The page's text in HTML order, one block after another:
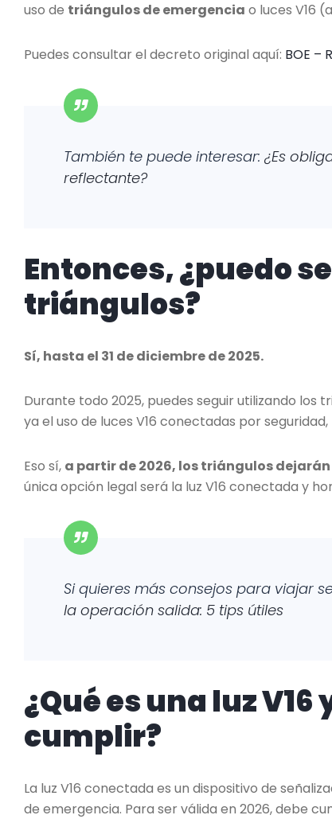
uso de triángulos de emergencia o luces V16
Puedes consultar el decreto original aquí: BOE –
También te puede interesar: ¿Es
reflectante?
Entonces, ¿puedo
triángulos?
Sí, hasta el 31 de diciembre de 2025.
Durante todo 2025, puedes seguir utilizando los
ya el uso de luces V16 conectadas por
Eso sí, a partir de 2026, los triángulos
única opción legal será la luz V16 conectada y
Si quieres más consejos para viajar
la operación salida: 5 tips útiles
¿Qué es una luz
cumplir?
La luz V16 conectada es un dispositivo de
de emergencia. Para ser válida en 2026, debe